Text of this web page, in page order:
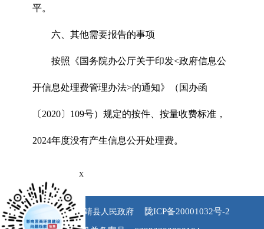
平。
六、其他需要报告的事项
按照《国务院办公厅关于印发<政府信息公
开信息处理费管理办法>的通知》（国办函
〔2020〕109号）规定的按件、按量收费标准，
2024年度没有产生信息公开处理费。
版权所有 永靖县人民政府 陇ICP备20001032号-2
x